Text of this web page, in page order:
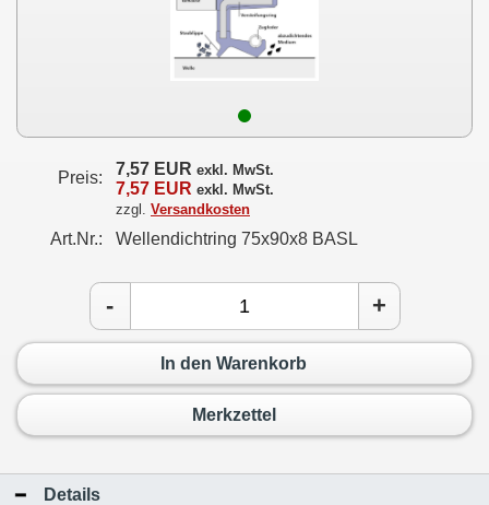
Preis: 7,57 EUR exkl. MwSt.
7,57 EUR exkl. MwSt.
zzgl. Versandkosten
Art.Nr.: Wellendichtring 75x90x8 BASL
- +
In den Warenkorb
Merkzettel
Details